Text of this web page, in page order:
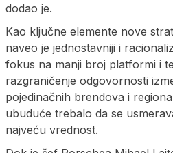
dodao je.
Kao ključne elemente nove
naveo je jednostavniji i
fokus na manji broj platformi i
razgraničenje odgovornosti
pojedinačnih brendova i
ubuduće trebalo da se
najveću vrednost.